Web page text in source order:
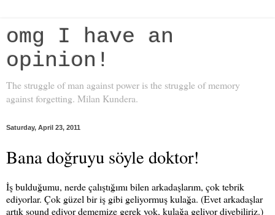
omg I have an
opinion!
The struggle of man against power is the struggle of memory
against forgetting. Milan Kundera.
Saturday, April 23, 2011
Bana doğruyu söyle doktor!
İş bulduğumu, nerde çalıştığımı bilen arkadaşlarım, çok tebrik
ediyorlar. Çok güzel bir iş gibi geliyormuş kulağa. (Evet arkadaşlar
artık sound ediyor dememize gerek yok, kulağa geliyor diyebiliriz.)